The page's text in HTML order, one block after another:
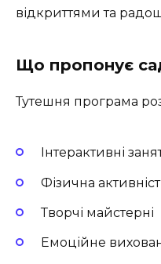
відкриттями та
Що пропонує
Тутешня програма
Інтерактивні
Фізична
Творчі майстерні
Емоційне